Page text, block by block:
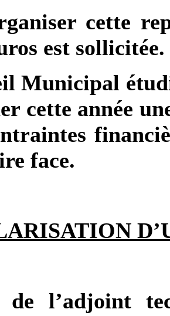
cette
est sollicitée.
Municipal
cette année
face.
l’adjoint